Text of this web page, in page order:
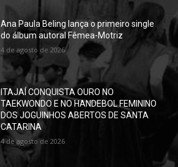
Ana Paula Beling lança o primeiro single
do álbum autoral Fêmea-Motriz
4 de agosto de 2026
ITAJAÍ CONQUISTA OURO NO
TAEKWONDO E NO HANDEBOL FEMININO
DOS JOGUINHOS ABERTOS DE SANTA
CATARINA
4 de agosto de 2026